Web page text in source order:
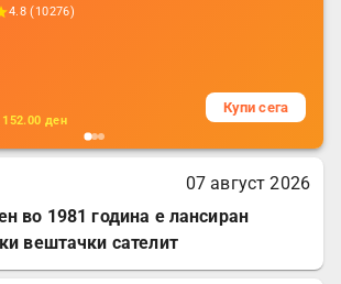
за мобилни телефони, комплет
4.8 ( 10276)
152.00 ден
Купи сега
07 август 2026
во 1981 година е лансиран
вештачки сателит